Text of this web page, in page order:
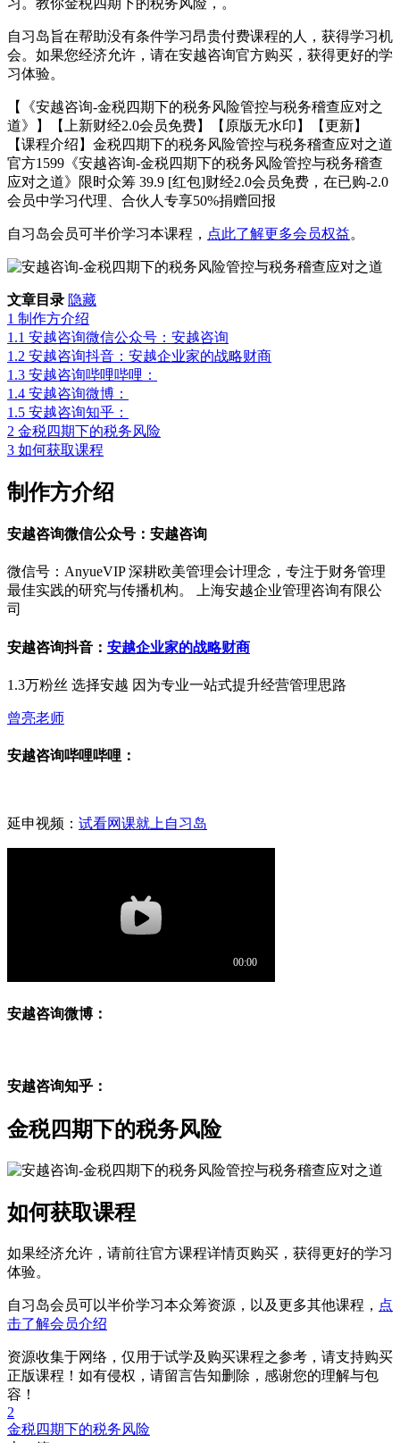
自习岛旨在帮助没有条件学习昂贵付费课程的人，获得学习机
会。如果您经济允许，请在安越咨询官方购买，获得更好的学
习体验。
【《安越咨询-金税四期下的税务风险管控与税务稽查应对之
道》】【上新财经2.0会员免费】【原版无水印】【更新】
【课程介绍】金税四期下的税务风险管控与税务稽查应对之道
官方1599《安越咨询-金税四期下的税务风险管控与税务稽查
应对之道》限时众筹 39.9 [红包]财经2.0会员免费，在已购-2.0
会员中学习代理、合伙人专享50%捐赠回报
自习岛会员可半价学习本课程， 点此了解更多会员权益。
文章目录 隐藏
1 制作方介绍
1.1 安越咨询微信公众号：安越咨询
1.2 安越咨询抖音：安越企业家的战略财商
1.3 安越咨询哔哩哔哩：
1.4 安越咨询微博：
1.5 安越咨询知乎：
2 金税四期下的税务风险
3 如何获取课程
制作方介绍
安越咨询微信公众号：安越咨询
微信号：AnyueVIP 深耕欧美管理会计理念，专注于财务管理
最佳实践的研究与传播机构。 上海安越企业管理咨询有限公
司
安越咨询抖音： 安越企业家的战略财商
1.3万粉丝 选择安越 因为专业一站式提升经营管理思路
曾亮老师
安越咨询哔哩哔哩：
延申视频： 试看网课就上自习岛
安越咨询微博：
安越咨询知乎：
金税四期下的税务风险
如何获取课程
如果经济允许，请前往官方课程详情页购买，获得更好的学习
体验。
自习岛会员可以半价学习本众筹资源，以及更多其他课程， 点
击了解会员介绍
资源收集于网络，仅用于试学及购买课程之参考，请支持购买
正版课程！如有侵权，请留言告知删除，感谢您的理解与包
容！
2
金税四期下的税务风险